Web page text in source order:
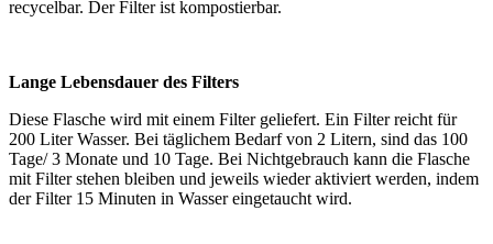
recycelbar. Der Filter ist kompostierbar.
Lange Lebensdauer des Filters
Diese Flasche wird mit einem Filter geliefert. Ein Filter reicht für
200 Liter Wasser. Bei täglichem Bedarf von 2 Litern, sind das 100
Tage/ 3 Monate und 10 Tage. Bei Nichtgebrauch kann die Flasche
mit Filter stehen bleiben und jeweils wieder aktiviert werden, indem
der Filter 15 Minuten in Wasser eingetaucht wird.